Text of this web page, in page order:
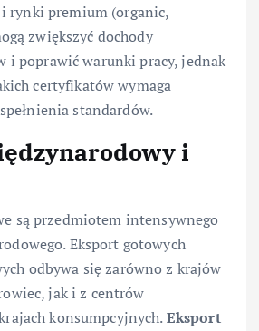
rynki premium (organic,
zwiększyć dochody
i poprawić warunki pracy, jednak
certyfikatów wymaga
standardów.
i
są przedmiotem intensywnego
Eksport gotowych
odbywa się zarówno z krajów
jak i z centrów
konsumpcyjnych.Eksport